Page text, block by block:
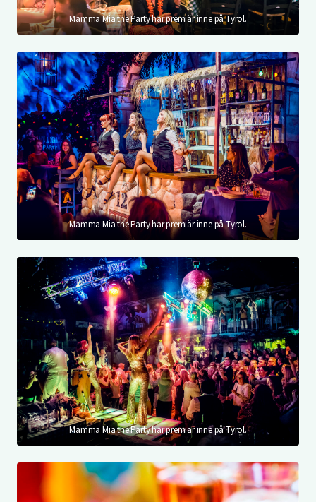
Mamma Mia the Party har premiär inne på Tyrol.
Mamma Mia the Party har premiär inne på Tyrol.
Mamma Mia the Party har premiär inne på Tyrol.